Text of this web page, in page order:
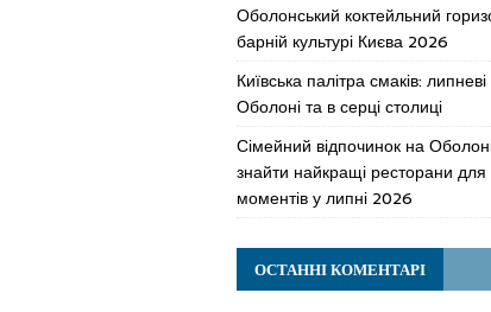
Оболонський коктейльний
барній культурі Києва 2026
Київська палітра смаків:
Оболоні та в серці столиці
Сімейний відпочинок на
знайти найкращі ресторани для
моментів у липні 2026
ОСТАННІ КОМЕНТАРІ